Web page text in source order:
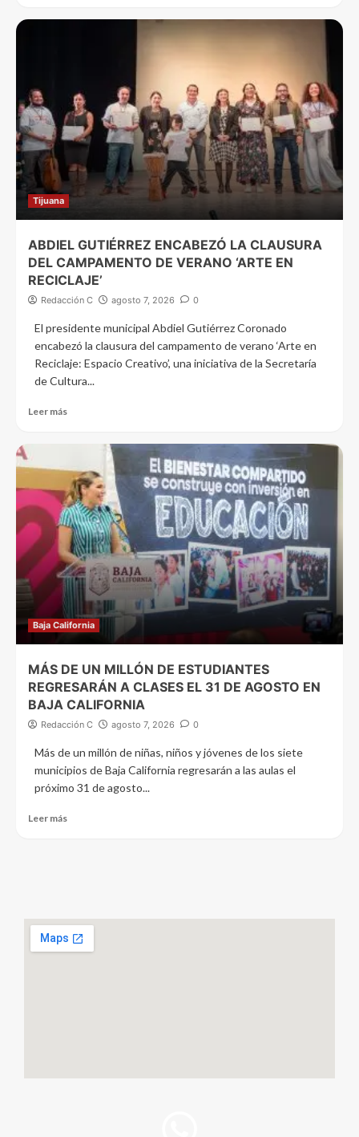
Tijuana
ABDIEL GUTIÉRREZ ENCABEZÓ LA CLAUSURA
DEL CAMPAMENTO DE VERANO ‘ARTE EN
RECICLAJE’
Redacción C agosto 7, 2026 0
El presidente municipal Abdiel Gutiérrez Coronado
encabezó la clausura del campamento de verano ‘Arte en
Reciclaje: Espacio Creativo’, una iniciativa de la Secretaría
de Cultura...
Leer más
Baja California
MÁS DE UN MILLÓN DE ESTUDIANTES
REGRESARÁN A CLASES EL 31 DE AGOSTO EN
BAJA CALIFORNIA
Redacción C agosto 7, 2026 0
Más de un millón de niñas, niños y jóvenes de los siete
municipios de Baja California regresarán a las aulas el
próximo 31 de agosto...
Leer más